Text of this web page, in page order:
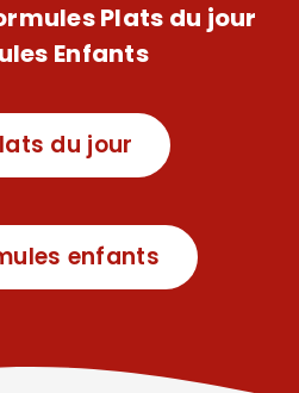
Plats du jour
Enfants
du jour
enfants